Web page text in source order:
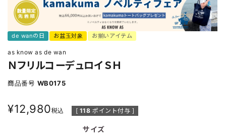
de wanの日 お盆玉対象 お揃いアイテム
as know as de wan
ＮフリルコーデュロイＳＨ
商品番号 WB0175
¥12,980税込 [ 118 ポイント付与 ]
サイズ